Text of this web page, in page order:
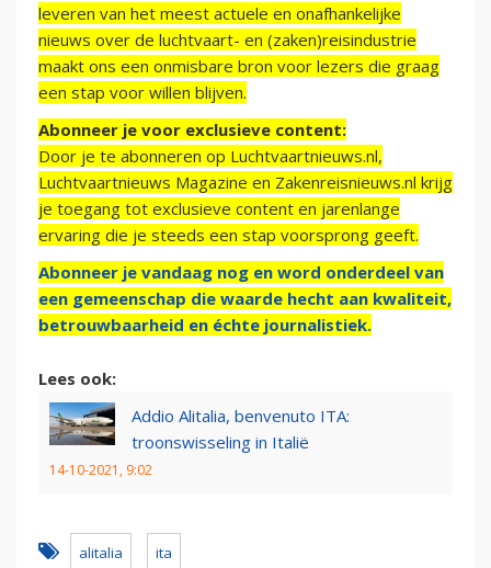
leveren van het meest actuele en onafhankelijke
nieuws over de luchtvaart- en (zaken)reisindustrie
maakt ons een onmisbare bron voor lezers die graag
een stap voor willen blijven.
Abonneer je voor exclusieve content:
Door je te abonneren op Luchtvaartnieuws.nl,
Luchtvaartnieuws Magazine en Zakenreisnieuws.nl krijg
je toegang tot exclusieve content en jarenlange
ervaring die je steeds een stap voorsprong geeft.
Abonneer je vandaag nog en word onderdeel van
een gemeenschap die waarde hecht aan kwaliteit,
betrouwbaarheid en échte journalistiek.
Lees ook:
Addio Alitalia, benvenuto ITA:
troonswisseling in Italië
14-10-2021, 9:02
alitalia ita